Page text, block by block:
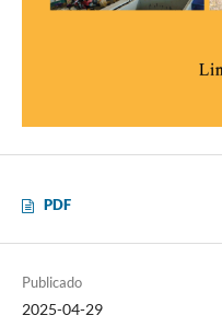
PDF
Publicado
2025-04-29